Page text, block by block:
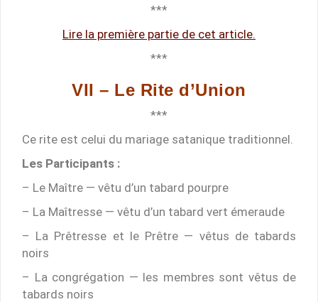
***
Lire la première partie de cet article.
***
VII – Le Rite d’Union
***
Ce rite est celui du mariage satanique traditionnel.
Les Participants :
– Le Maître — vêtu d’un tabard pourpre
– La Maîtresse — vêtu d’un tabard vert émeraude
– La Prêtresse et le Prêtre — vêtus de tabards
noirs
– La congrégation — les membres sont vêtus de
tabards noirs